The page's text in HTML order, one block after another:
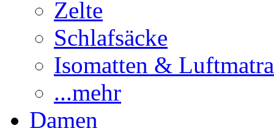
Zelte
Schlafsäcke
Isomatten &
...mehr
Damen